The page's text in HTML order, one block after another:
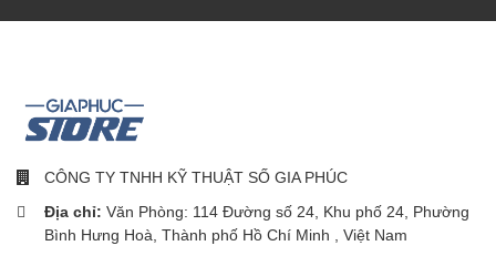
2 loại đầu phun chuyên
nghiệp đáp ứng nhiều nhu
cầu làm sạch răng:
Với 2 đầu phun chuyên nghiệp hỗ trợ làm sạch khoang miệng, 2
CÔNG TY TNHH KỸ THUẬT SỐ GIA PHÚC
Địa chỉ: Văn Phòng: 114 Đường số 24, Khu phố 24, Phường
Bình Hưng Hoà, Thành phố Hồ Chí Minh , Việt Nam